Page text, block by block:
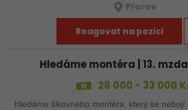
Přerov
Reagovat na pozici
Hledáme montéra | 13.
28 000 - 33 000
Hledáme šikovného montéra, který se